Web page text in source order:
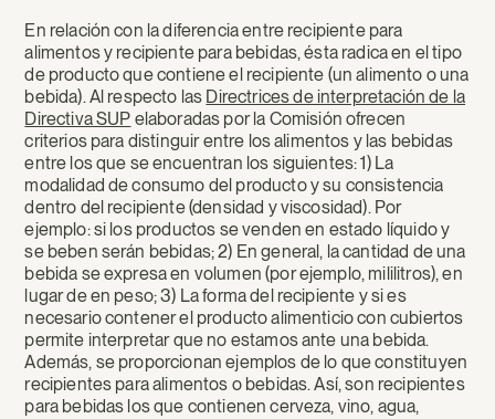
En relación con la diferencia entre recipiente para
alimentos y recipiente para bebidas, ésta radica en el tipo
de producto que contiene el recipiente (un alimento o una
bebida). Al respecto las Directrices de interpretación de la
Directiva SUP elaboradas por la Comisión ofrecen
criterios para distinguir entre los alimentos y las bebidas
entre los que se encuentran los siguientes: 1) La
modalidad de consumo del producto y su consistencia
dentro del recipiente (densidad y viscosidad). Por
ejemplo: si los productos se venden en estado líquido y
se beben serán bebidas; 2) En general, la cantidad de una
bebida se expresa en volumen (por ejemplo, mililitros), en
lugar de en peso; 3) La forma del recipiente y si es
necesario contener el producto alimenticio con cubiertos
permite interpretar que no estamos ante una bebida.
Además, se proporcionan ejemplos de lo que constituyen
recipientes para alimentos o bebidas. Así, son recipientes
para bebidas los que contienen cerveza, vino, agua,